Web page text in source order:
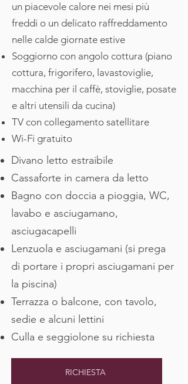
un piacevole calore nei mesi più
freddi o un delicato raffreddamento
nelle calde giornate estive
Soggiorno con angolo cottura (piano
cottura, frigorifero, lavastoviglie,
macchina per il caffè, stoviglie, posate
e altri utensili da cucina)
TV con collegamento satellitare
Wi-Fi gratuito
Divano letto estraibile
Cassaforte in camera da letto
Bagno con doccia a pioggia, WC,
lavabo e asciugamano,
asciugacapelli
Lenzuola e asciugamani (si prega
di portare i propri asciugamani per
la piscina)
Terrazza o balcone, con tavolo,
sedie e alcuni lettini
Culla e seggiolone su richiesta
RICHIESTA